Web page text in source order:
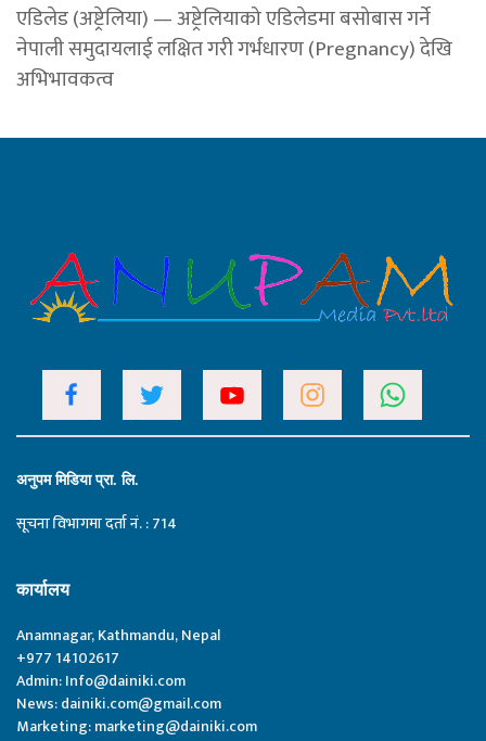
एडिलेड (अष्ट्रेलिया) — अष्ट्रेलियाको एडिलेडमा बसोबास गर्ने
नेपाली समुदायलाई लक्षित गरी गर्भधारण (Pregnancy) देखि
अभिभावकत्व
अनुपम मिडिया प्रा. लि.
सूचना विभागमा दर्ता नं. : 714
कार्यालय
Anamnagar, Kathmandu, Nepal
+977 14102617
Admin:Info@dainiki.com
News:dainiki.com@gmail.com
Marketing:marketing@dainiki.com